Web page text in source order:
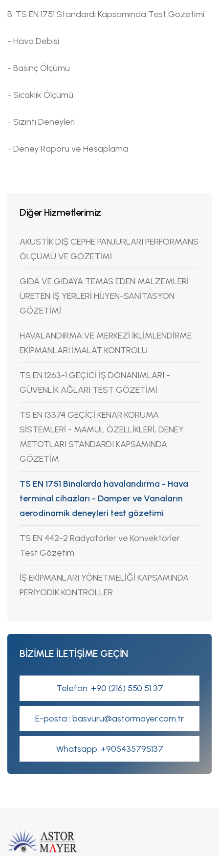
B. TS EN 1751 Standardı Kapsamında Test Gözetimi
- Hava Debisi
- Basınç Ölçümü
- Sıcaklık Ölçümü
- Sızıntı Deneyleri
- Deney Raporu ve Hesaplama
Diğer Hizmetlerimiz
AKUSTİK DIŞ CEPHE PANJURLARI PERFORMANS
ÖLÇÜMÜ VE GÖZETİMİ
GIDA VE GIDAYA TEMAS EDEN MALZEMLERİ
ÜRETEN İŞ YERLERİ HİJYEN-SANİTASYON
GÖZETİMİ
HAVALANDIRMA VE MERKEZİ İKLİMLENDİRME
EKİPMANLARI İMALAT KONTROLU
TS EN 1263-1 GEÇİCİ İŞ DONANIMLARI -
GÜVENLİK AĞLARI TEST GÖZETİMİ
TS EN 13374 GEÇİCİ KENAR KORUMA
SİSTEMLERİ - MAMUL ÖZELLİKLERİ, DENEY
METOTLARI STANDARDI KAPSAMINDA
GÖZETİM
TS EN 1751 Binalarda havalandırma - Hava
terminal cihazları - Damper ve Vanaların
aerodinamik deneyleri test gözetimi
TS EN 442-2 Radyatörler ve Konvektörler
Test Gözetim
İŞ EKİPMANLARI YÖNETMELİĞİ KAPSAMINDA
PERİYODİK KONTROLLER
BİZİMLE İLETİŞİME GEÇİN
Telefon :+90 (216) 550 51 37
E-posta : basvuru@astormayer.com.tr
Whatsapp :+905435795137